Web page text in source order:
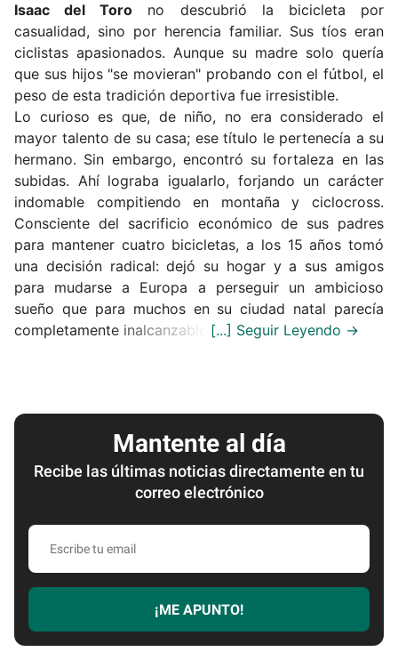
Isaac del Toro no descubrió la bicicleta por
casualidad, sino por herencia familiar. Sus tíos eran
ciclistas apasionados. Aunque su madre solo quería
que sus hijos "se movieran" probando con el fútbol, el
peso de esta tradición deportiva fue irresistible.
Lo curioso es que, de niño, no era considerado el
mayor talento de su casa; ese título le pertenecía a su
hermano. Sin embargo, encontró su fortaleza en las
subidas. Ahí lograba igualarlo, forjando un carácter
indomable compitiendo en montaña y ciclocross.
Consciente del sacrificio económico de sus padres
para mantener cuatro bicicletas, a los 15 años tomó
una decisión radical: dejó su hogar y a sus amigos
para mudarse a Europa a perseguir un ambicioso
sueño que para muchos en su ciudad natal parecía
completamente inalcanzable.
Mantente al día
Recibe las últimas noticias directamente en tu
correo electrónico
Escribe
email
¡ME APUNTO!